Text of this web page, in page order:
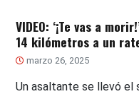
VIDEO: ‘¡Te vas a
14 kilómetros a un
marzo 26, 2025
Un asaltante se llevó el